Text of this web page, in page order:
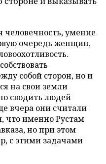
человечность, умение
очередь женщин,
собой сторон, но и
на свои земли
сводить людей
вчера они считали
что именно Рустам
но при этом
с этими задачами